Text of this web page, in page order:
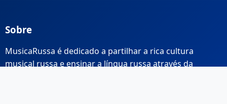
Sobre
MusicaRussa é dedicado a partilhar a rica cultura
musical russa e ensinar a língua russa através da